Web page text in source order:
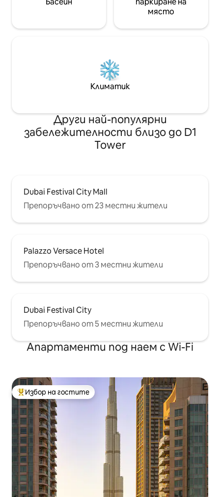
място
Климатик
Други най-популярни
забележителности близо до D1
Tower
Dubai Festival City Mall
Препоръчвано от 23 местни жители
Palazzo Versace Hotel
Препоръчвано от 3 местни жители
Dubai Festival City
Препоръчвано от 5 местни жители
Апартаменти под наем с Wi-Fi
Най-популярен избор на гостите
Избор на гостите